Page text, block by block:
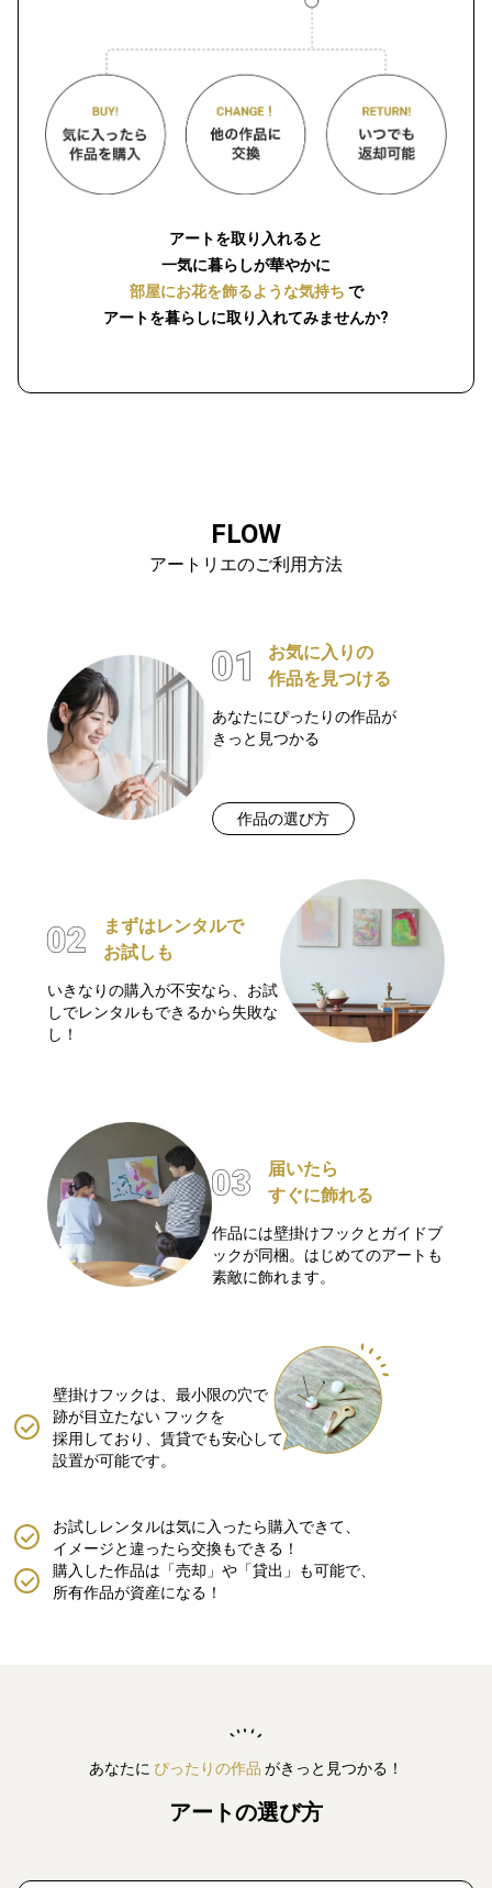
アートを取り入れると
一気に暮らしが華やかに
部屋にお花を飾るような気持ち で
アートを暮らしに取り入れてみませんか?
FLOW
アートリエのご利用方法
お気に入りの
作品を見つける
あなたにぴったりの作品が
きっと見つかる
作品の選び方
まずはレンタルで
お試しも
いきなりの購入が不安なら、お試
しでレンタルもできるから失敗な
し！
届いたら
すぐに飾れる
作品には壁掛けフックとガイドブ
ックが同梱。はじめてのアートも
素敵に飾れます。
壁掛けフックは、最小限の穴で
跡が目立たない フックを
採用しており、賃貸でも安心して
設置が可能です。
購入した作品は「売却」や「貸出」も可能で、
所有作品が資産になる！
お試しレンタルは気に入ったら購入できて、
イメージと違ったら交換もできる！
あなたに ぴったりの作品 がきっと見つかる！
アートの選び方